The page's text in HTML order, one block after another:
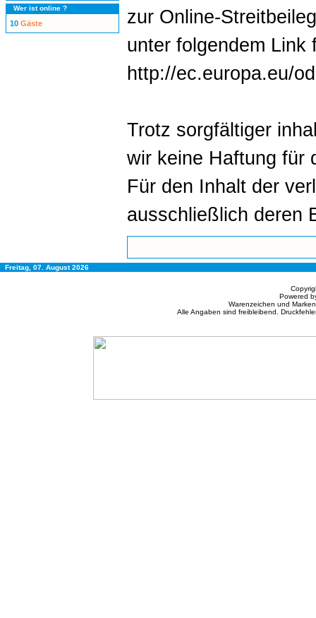
Wer ist online ?
10 Gäste
zur Online-
unter folgendem Link
http://ec.europa.eu/
Trotz sorgfältiger
wir keine Haftung für
Für den Inhalt der
ausschließlich deren
Freitag, 07. August 2026
Powered
Warenzeichen und
Alle Angaben sind freibleibend.